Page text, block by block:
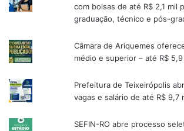
com bolsas de até R$ 2,1 mil
graduação, técnico e pós-
Câmara de Ariquemes
médio e superior – até R$ 5,9
Prefeitura de Teixeirópolis
vagas e salário de até R$ 9,7
SEFIN-RO abre processo